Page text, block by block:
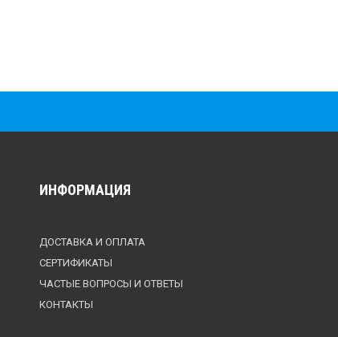
ИНФОРМАЦИЯ
ДОСТАВКА И ОПЛАТА
СЕРТИФИКАТЫ
ЧАСТЫЕ ВОПРОСЫ И ОТВЕТЫ
КОНТАКТЫ